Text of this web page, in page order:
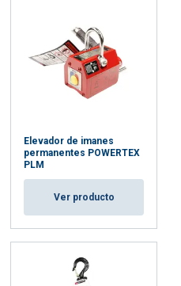
Elevador de imanes
permanentes POWERTEX
PLM
Ver producto